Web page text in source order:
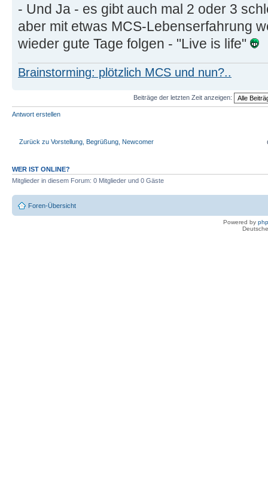
- Und Ja - es gibt auch mal 2 oder 3
aber mit etwas MCS-Lebenserfahrung
wieder gute Tage folgen - "Live is life"
Brainstorming: plötzlich MCS und nun?..
Beiträge der letzten Zeit anzeigen:
Antwort erstellen
Zurück zu Vorstellung, Begrüßung, Newcomer
WER IST ONLINE?
Mitglieder in diesem Forum: 0 Mitglieder und 0 Gäste
Foren-Übersicht
Powered by